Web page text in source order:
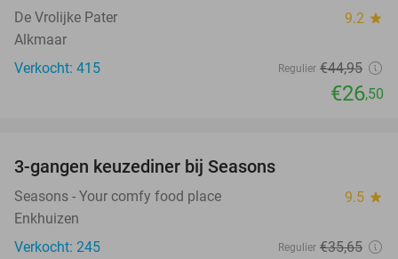
De Vrolijke Pater 9.2 star
Alkmaar
Verkocht: 415
Regulier €44,95
€26,50
3-gangen keuzediner bij Seasons
Seasons - Your comfy food place 9.5 star
Enkhuizen
Verkocht: 245
Regulier €35,65